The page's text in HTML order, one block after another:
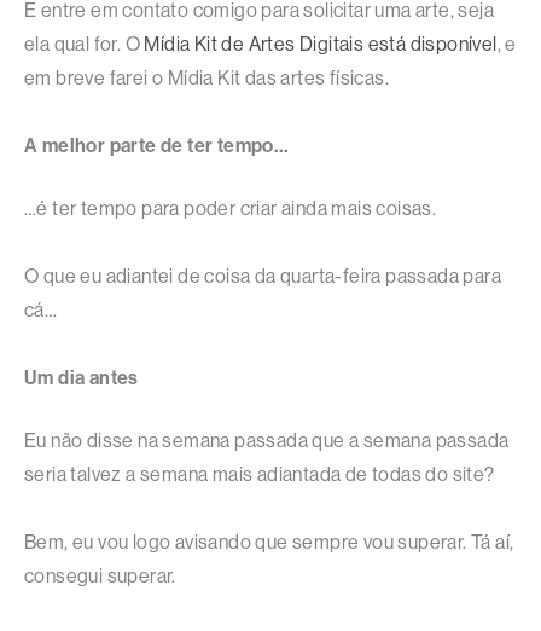
E entre em contato comigo para solicitar uma arte, seja
ela qual for. O Mídia Kit de Artes Digitais está disponível , e
em breve farei o Mídia Kit das artes físicas.
A melhor parte de ter tempo…
…é ter tempo para poder criar ainda mais coisas.
O que eu adiantei de coisa da quarta-feira passada para
cá…
Um dia antes
Eu não disse na semana passada que a semana passada
seria talvez a semana mais adiantada de todas do site?
Bem, eu vou logo avisando que sempre vou superar. Tá aí,
consegui superar.